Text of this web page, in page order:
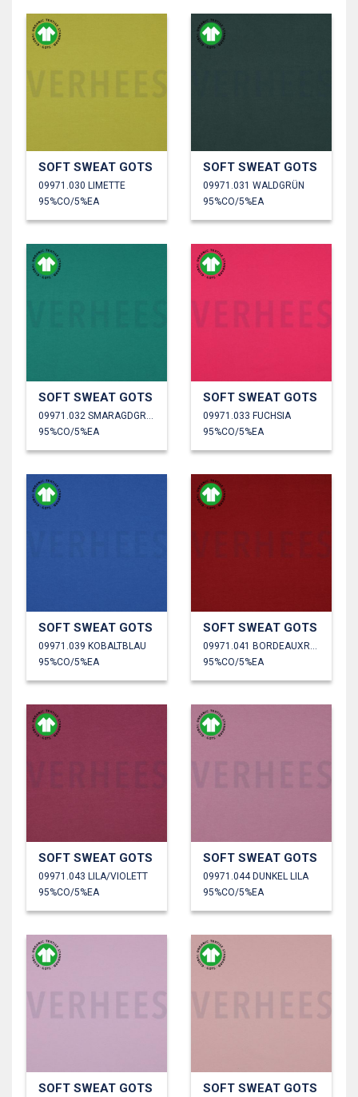
SOFT SWEAT GOTS
09971.030 LIMETTE
95%CO/5%EA
SOFT SWEAT GOTS
09971.031 WALDGRÜN
95%CO/5%EA
SOFT SWEAT GOTS
95%CO/5%EA
SOFT SWEAT GOTS
09971.033 FUCHSIA
95%CO/5%EA
SOFT SWEAT GOTS
09971.039 KOBALTBLAU
95%CO/5%EA
SOFT SWEAT GOTS
95%CO/5%EA
SOFT SWEAT GOTS
09971.043 LILA/VIOLETT
95%CO/5%EA
SOFT SWEAT GOTS
09971.044 DUNKEL LILA
95%CO/5%EA
SOFT SWEAT GOTS SOFT SWEAT GOTS